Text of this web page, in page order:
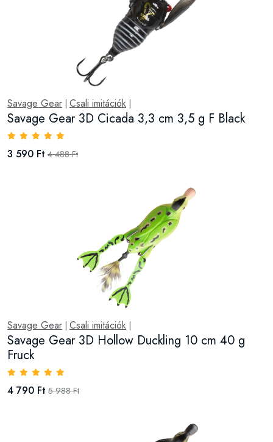
Savage Gear Csali imitációk
Savage Gear 3D Cicada 3,3 cm 3,5 g F Black
3 590 Ft 4 488 Ft
Savage Gear Csali imitációk
Savage Gear 3D Hollow Duckling 10 cm 40 g
Fruck
4 790 Ft 5 988 Ft